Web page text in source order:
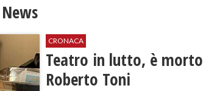
CRONACA
Teatro in lutto, è morto
Roberto Toni